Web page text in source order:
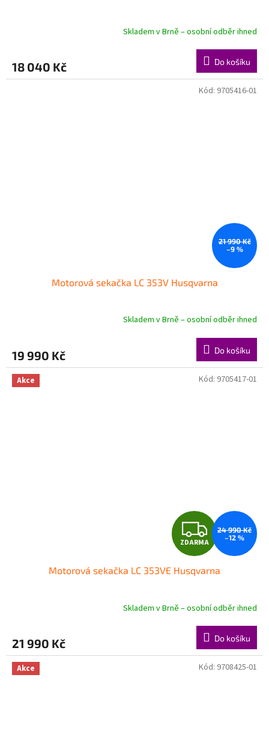
R
M
A
je
5,0
Skladem v Brně – osobní odběr ihned
18 040 Kč Do košíku
21 990 Kč
–9 %
Motorová sekačka LC 353V Husqvarna
Skladem v Brně – osobní odběr ihned
19 990 Kč Do košíku
Kód: 9705416-01
Akce
Z
D
A
R
M
A
ZDARMA
24 990 Kč
–12 %
Motorová sekačka LC 353VE Husqvarna
Skladem v Brně – osobní odběr ihned
21 990 Kč Do košíku
Kód: 9705417-01
Akce Kód: 9708425-01